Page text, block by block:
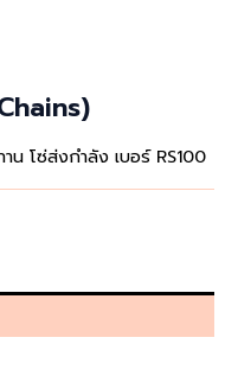
น โซ่ส่งกำลัง เบอร์ RS100